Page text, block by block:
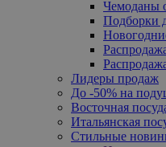
Чемоданы
Подборки
Лидеры продаж
До -50% на
Восточная
Итальянская
Стильные